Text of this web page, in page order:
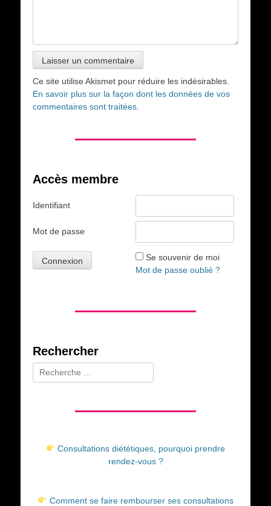
Ce site utilise Akismet pour réduire les indésirables.
En savoir plus sur la façon dont les données de vos
commentaires sont traitées
Accès membre
Identifiant
Mot de passe
Se souvenir de moi
Mot de passe oublié ?
Rechercher
Rechercher :
Consultations diététiques, pourquoi prendre
rendez-vous ?
Comment se faire rembourser ses consultations